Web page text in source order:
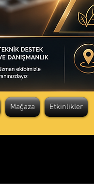
Mağaza Etkinlikler